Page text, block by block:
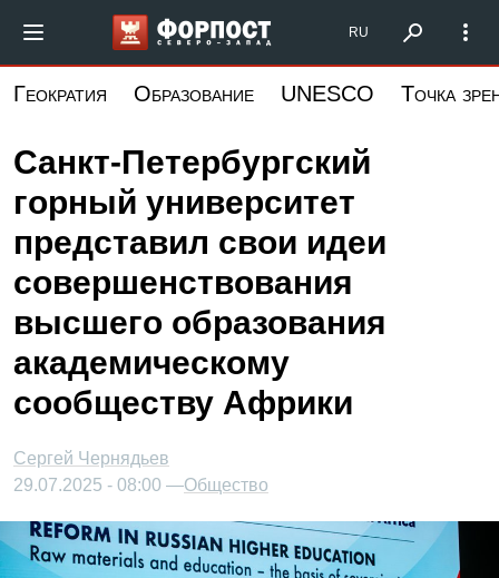
основному
Форпост Северо-Запад
RU
Геократия Образование UNESCO Точка
Санкт-Петербургский
горный университет
представил свои идеи
совершенствования
высшего образования
академическому
сообществу Африки
Сергей Чернядьев
29.07.2025 - 08:00 —Общество